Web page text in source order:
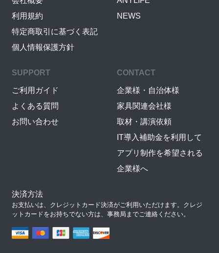
利用規約
特定商取引に基づく表記
個人情報保護方針
NEWS
SUPPORT
ご利用ガイド
よくある質問
お問い合わせ
CONTACT
企業様・自治体様
家具関連会社様
取材・講演依頼
IT導入補助金を利用して
アプリ制作を希望される
企業様へ
決済方法
お支払いは、クレジットカード決済がご利用いただけます。クレジ
ットカードをお持ちでない方は、事務局までご連絡ください。